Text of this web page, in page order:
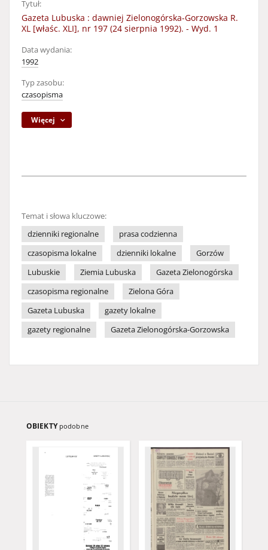
Tytuł:
Gazeta Lubuska : dawniej Zielonogórska-Gorzowska R.
XL [właśc. XLI], nr 197 (24 sierpnia 1992). - Wyd. 1
Data wydania:
1992
Typ zasobu:
czasopisma
Więcej
Temat i słowa kluczowe:
dzienniki regionalne
prasa codzienna
czasopisma lokalne
dzienniki lokalne
Gorzów
Lubuskie
Ziemia Lubuska
Gazeta Zielonogórska
czasopisma regionalne
Zielona Góra
Gazeta Lubuska
gazety lokalne
gazety regionalne
Gazeta Zielonogórska-Gorzowska
OBIEKTY podobne